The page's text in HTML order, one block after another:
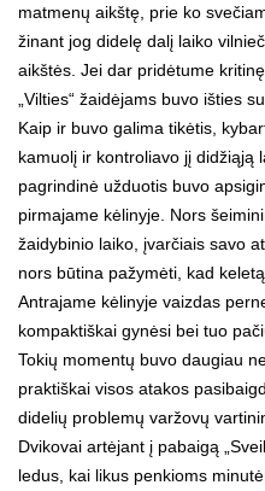
matmenų aikštę, prie ko
žinant jog didelę dalį laiko
aikštės. Jei dar pridėtume
„Vilties“ žaidėjams buvo išties
Kaip ir buvo galima tikėtis,
kamuolį ir kontroliavo jį didžiąją
pagrindinė užduotis buvo
pirmajame kėlinyje. Nors
žaidybinio laiko, įvarčiais savo
nors būtina pažymėti, kad
Antrajame kėlinyje vaizdas
kompaktiškai gynėsi bei tuo
Tokių momentų buvo daugiau
praktiškai visos atakos
didelių problemų varžovų
Dvikovai artėjant į pabaigą
ledus, kai likus penkioms